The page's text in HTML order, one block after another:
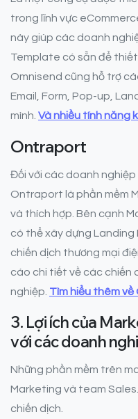
trong lĩnh vực
này giúp các doanh
Template có sẵn để thiết
Omnisend cũng hỗ trợ
Email, Form, Pop-up,
mình. Và nhiều tính năng
Ontraport
Đối với các doanh
Ontraport là phần mềm
và thích hợp. Bên cạnh
có thể xây dựng
chiến dịch thương mại
cáo chi tiết về các chiến
nghiệp. Tìm hiểu thêm
3. Lợi ích của
với các doanh
Những phần mềm trên
Marketing và team
chiến dịch.